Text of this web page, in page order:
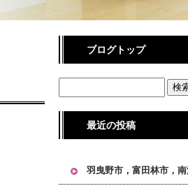
ブログトップ
最近の投稿